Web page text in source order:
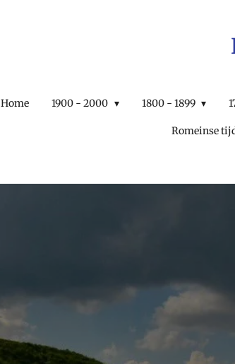
Home 1900 - 2000 1800 - 1899
Romeinse